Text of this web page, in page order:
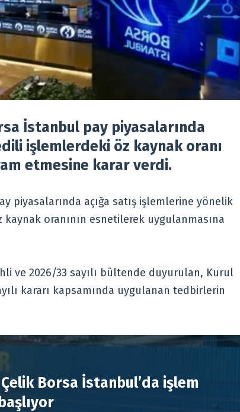
İstanbul pay piyasalarında
işlemlerdeki öz kaynak oranı
etmesine karar verdi.
piyasalarında açığa satış işlemlerine yönelik
oranının esnetilerek uygulanmasına
ve 2026/33 sayılı bültende duyurulan, Kurul
kararı kapsamında uygulanan tedbirlerin
Borsa İstanbul’da işlem